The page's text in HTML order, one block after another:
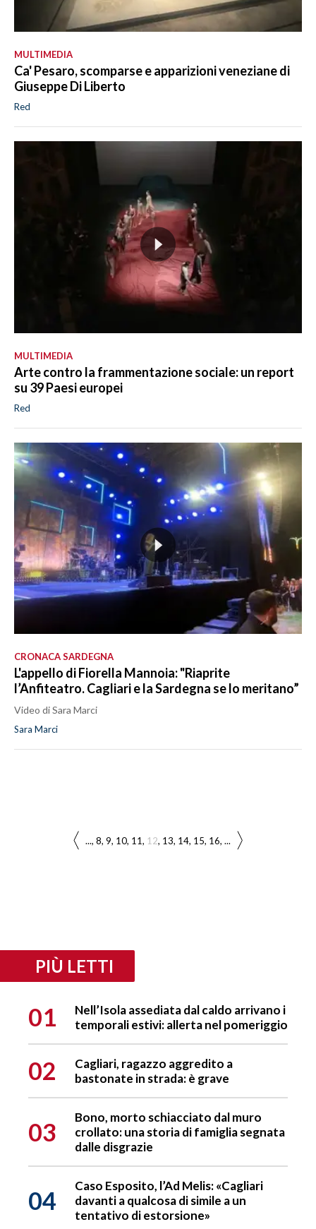
MULTIMEDIA
Ca' Pesaro, scomparse e apparizioni veneziane di
Giuseppe Di Liberto
Red
MULTIMEDIA
Arte contro la frammentazione sociale: un report
su 39 Paesi europei
Red
CRONACA SARDEGNA
L'appello di Fiorella Mannoia: "Riaprite
l’Anfiteatro. Cagliari e la Sardegna se lo meritano”
Video di Sara Marci
Sara Marci
... 8 9 10 11 12 13 14 15 16 ...
PIÙ LETTI
01
Nell’Isola assediata dal caldo arrivano i
temporali estivi: allerta nel pomeriggio
02
Cagliari, ragazzo aggredito a
bastonate in strada: è grave
03
Bono, morto schiacciato dal muro
crollato: una storia di famiglia segnata
dalle disgrazie
04
Caso Esposito, l’Ad Melis: «Cagliari
davanti a qualcosa di simile a un
tentativo di estorsione»